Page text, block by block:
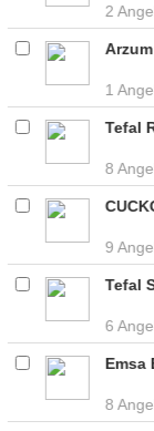
2
1
Tefal
8
9
Tefal
6
Emsa
8